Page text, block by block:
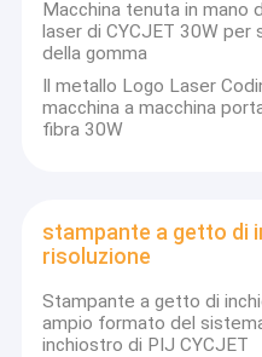
Macchina tenuta in mano
laser di CYCJET 30W per
della gomma
Il metallo Logo Laser
macchina a macchina
fibra 30W
stampante a getto di
risoluzione
Stampante a getto di
ampio formato del
inchiostro di PIJ CYCJET